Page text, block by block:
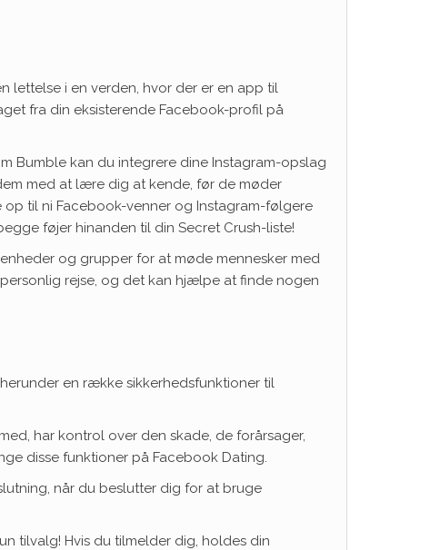
lettelse i en verden, hvor der er en app til
fra din eksisterende Facebook-profil på
Bumble kan du integrere dine Instagram-opslag
med at lære dig at kende, før de møder
til ni Facebook-venner og Instagram-følgere
føjer hinanden til din Secret Crush-liste!
og grupper for at møde mennesker med
rejse, og det kan hjælpe at finde nogen
en række sikkerhedsfunktioner til
har kontrol over den skade, de forårsager,
disse funktioner på Facebook Dating.
når du beslutter dig for at bruge
tilvalg! Hvis du tilmelder dig, holdes din